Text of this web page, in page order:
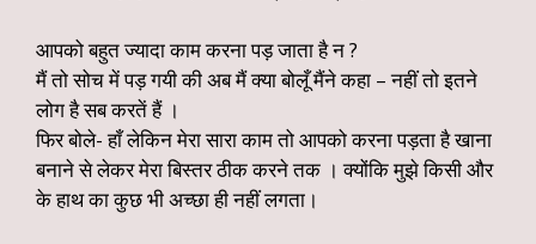
आपको बहुत ज्यादा काम करना पड़ जाता है न ?
मैं तो सोच में पड़ गयी की अब मैं क्या बोलूँ मैंने कहा – नहीं तो इतने
लोग है सब करतें हैं ।
फिर बोले- हाँ लेकिन मेरा सारा काम तो आपको करना पड़ता है खाना
बनाने से लेकर मेरा बिस्तर ठीक करने तक । क्योंकि मुझे किसी और
के हाथ का कुछ भी अच्छा ही नहीं लगता।